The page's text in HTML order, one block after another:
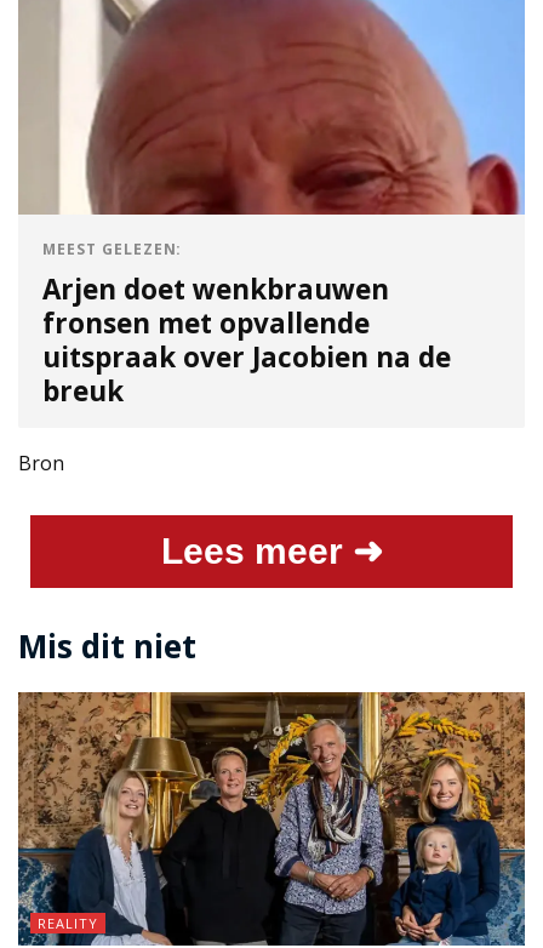
MEEST GELEZEN:
Arjen doet wenkbrauwen
fronsen met opvallende
uitspraak over Jacobien na de
breuk
Bron
Lees meer ➜
Mis dit niet
REALITY